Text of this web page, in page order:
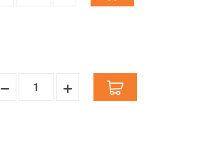
Hoeveelheid
Hoeveelheid